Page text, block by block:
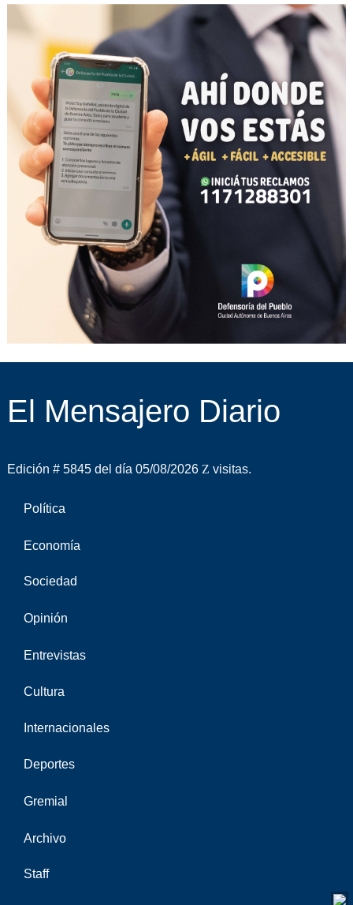
El Mensajero Diario
Edición # 5845 del día 05/08/2026 visitas.
Política
Economía
Sociedad
Opinión
Entrevistas
Cultura
Internacionales
Deportes
Gremial
Archivo
Staff